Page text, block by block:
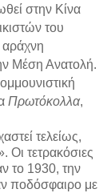
στην Κίνα
του
αράχνη
Μέση Ανατολή.
Πρωτόκολλα,
τελείως,
Οι τετρακόσιες
το 1930, την
ποδόσφαιρο με